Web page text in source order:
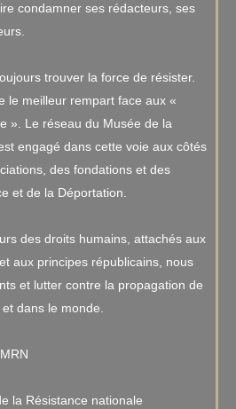
condamner ses rédacteurs, ses
trouver la force de résister.
le meilleur rempart face aux «
». Le réseau du Musée de la
engagé dans cette voie aux côtés
des fondations et des
et de la Déportation.
des droits humains, attachés aux
aux principes républicains, nous
et lutter contre la propagation de
dans le monde.
la Résistance nationale